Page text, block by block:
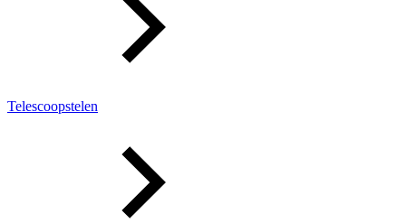
Telescoopstelen